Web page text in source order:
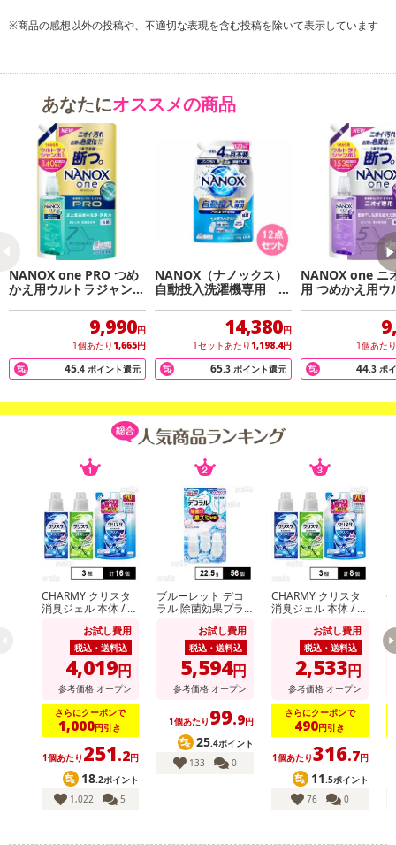
※商品の感想以外の投稿や、不適切な表現を含む投稿を除いて表示しています
あなたにオススメの商品
NANOX one PRO つめ
かえ用ウルトラジャンボ
1400g×6点セット
9,990円
1個あたり 1,665円
45.4 ポイント還元
NANOX（ナノックス）
自動投入洗濯機専用 7
20g×12点セット
14,380円
1セットあたり 1,198.4円
65.3 ポイント還元
NANOX one ニ
用 つめかえ用ウ
1個あたり
44.3 ポ
CHARMY クリスタ
消臭ジェル 本体 / ク
つめかえ用お試し費用
税込・送料込
4,019円
参考価格 オープン
さらにクーポンで
1,000円引き
1個あたり 251.2円
18.2ポイント
1,022
5
ブルーレット デコ
ラル 除菌効果プラ
お試し費用
税込・送料込
5,594円
参考価格 オープン
1個あたり 99.9円
25.4ポイント
133
0
CHARMY クリスタ
消臭ジェル 本体 / ク
つめかえ用お試し費用
税込・送料込
2,533円
参考価格 オープン
さらにクーポンで
490円引き
1個あたり316.7円
11.5ポイント
76
0